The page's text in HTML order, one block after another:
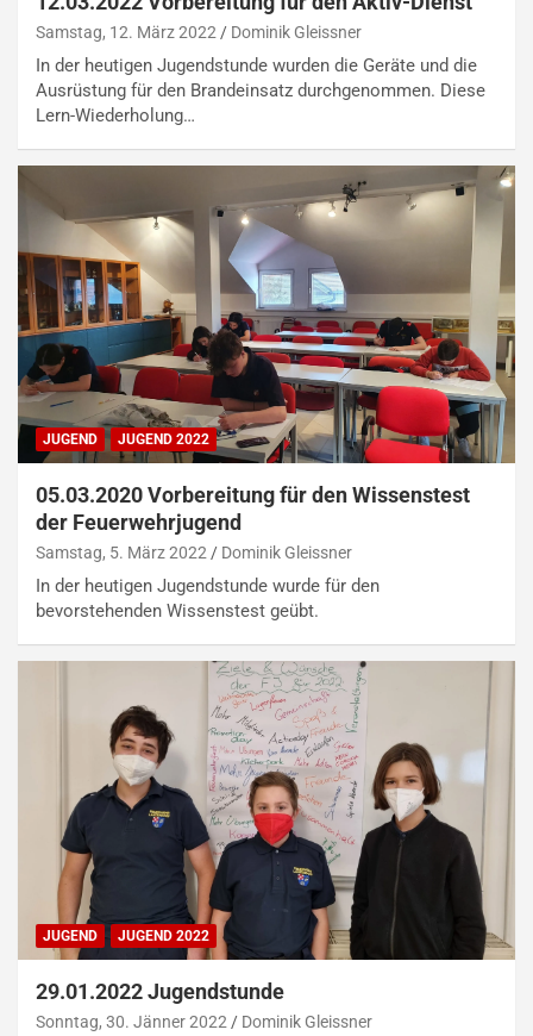
Samstag, 12. März 2022 Dominik Gleissner
In der heutigen Jugendstunde wurden die Geräte und die
Ausrüstung für den Brandeinsatz durchgenommen. Diese
Lern-Wiederholung…
JUGEND JUGEND 2022
05.03.2020 Vorbereitung für den Wissenstest
der Feuerwehrjugend
Samstag, 5. März 2022 Dominik Gleissner
In der heutigen Jugendstunde wurde für den
bevorstehenden Wissenstest geübt.
JUGEND JUGEND 2022
29.01.2022 Jugendstunde
Sonntag, 30. Jänner 2022 Dominik Gleissner